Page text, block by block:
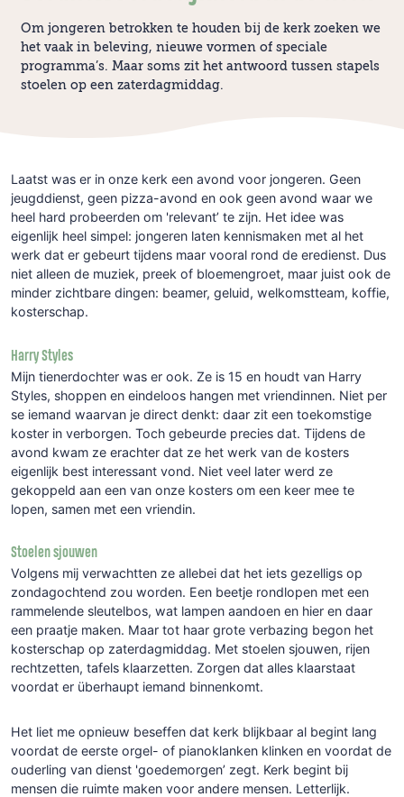
Om jongeren betrokken te houden bij de kerk zoeken we
het vaak in beleving, nieuwe vormen of speciale
programma’s. Maar soms zit het antwoord tussen stapels
stoelen op een zaterdagmiddag.
Laatst was er in onze kerk een avond voor jongeren. Geen
jeugddienst, geen pizza-avond en ook geen avond waar we
heel hard probeerden om 'relevant’ te zijn. Het idee was
eigenlijk heel simpel: jongeren laten kennismaken met al het
werk dat er gebeurt tijdens maar vooral rond de eredienst. Dus
niet alleen de muziek, preek of bloemengroet, maar juist ook de
minder zichtbare dingen: beamer, geluid, welkomstteam, koffie,
kosterschap.
Harry Styles
Mijn tienerdochter was er ook. Ze is 15 en houdt van Harry
Styles, shoppen en eindeloos hangen met vriendinnen. Niet per
se iemand waarvan je direct denkt: daar zit een toekomstige
koster in verborgen. Toch gebeurde precies dat. Tijdens de
avond kwam ze erachter dat ze het werk van de kosters
eigenlijk best interessant vond. Niet veel later werd ze
gekoppeld aan een van onze kosters om een keer mee te
lopen, samen met een vriendin.
Stoelen sjouwen
Volgens mij verwachtten ze allebei dat het iets gezelligs op
zondagochtend zou worden. Een beetje rondlopen met een
rammelende sleutelbos, wat lampen aandoen en hier en daar
een praatje maken. Maar tot haar grote verbazing begon het
kosterschap op zaterdagmiddag. Met stoelen sjouwen, rijen
rechtzetten, tafels klaarzetten. Zorgen dat alles klaarstaat
voordat er überhaupt iemand binnenkomt.
Het liet me opnieuw beseffen dat kerk blijkbaar al begint lang
voordat de eerste orgel- of pianoklanken klinken en voordat de
ouderling van dienst 'goedemorgen’ zegt. Kerk begint bij
mensen die ruimte maken voor andere mensen. Letterlijk.